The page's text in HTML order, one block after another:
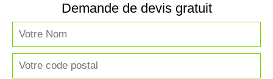
Demande de devis gratuit